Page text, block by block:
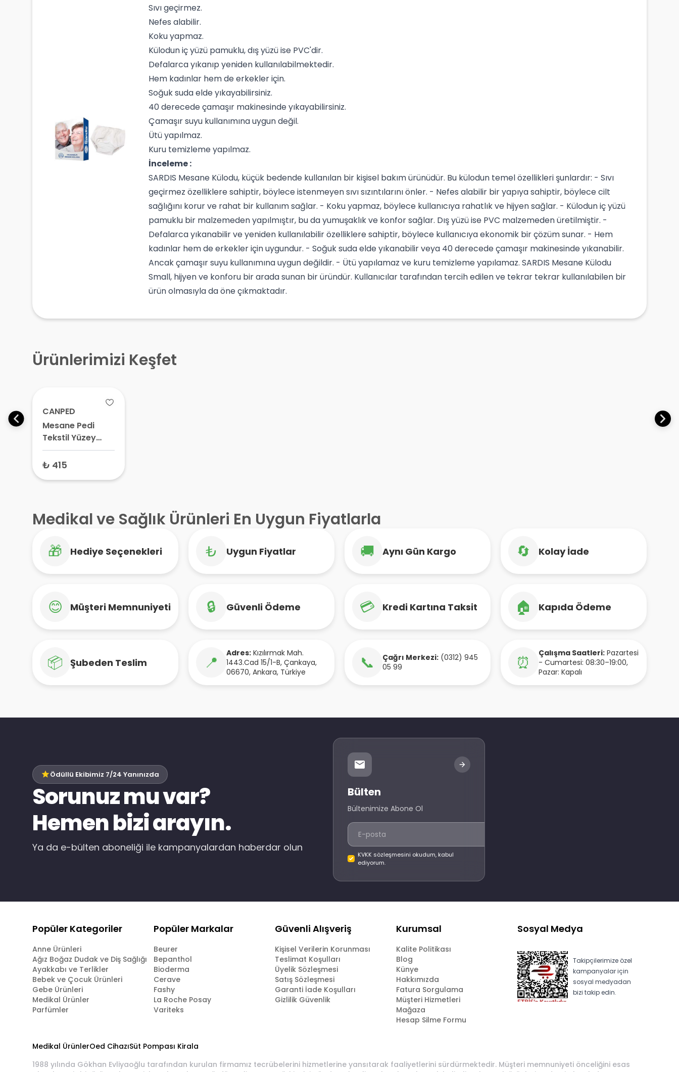
Sıvı geçirmez.
Nefes alabilir.
Koku yapmaz.
Külodun iç yüzü pamuklu, dış yüzü ise PVC'dir.
Defalarca yıkanıp yeniden kullanılabilmektedir.
Hem kadınlar hem de erkekler için.
Soğuk suda elde yıkayabilirsiniz.
40 derecede çamaşır makinesinde yıkayabilirsiniz.
Çamaşır suyu kullanımına uygun değil.
Ütü yapılmaz.
Kuru temizleme yapılmaz.
İnceleme :
SARDIS Mesane Külodu, küçük bedende kullanılan bir kişisel bakım ürünüdür. Bu külodun temel özellikleri şunlardır: - Sıvı
geçirmez özelliklere sahiptir, böylece istenmeyen sıvı sızıntılarını önler. - Nefes alabilir bir yapıya sahiptir, böylece cilt
sağlığını korur ve rahat bir kullanım sağlar. - Koku yapmaz, böylece kullanıcıya rahatlık ve hijyen sağlar. - Külodun iç yüzü
pamuklu bir malzemeden yapılmıştır, bu da yumuşaklık ve konfor sağlar. Dış yüzü ise PVC malzemeden üretilmiştir. -
Defalarca yıkanabilir ve yeniden kullanılabilir özelliklere sahiptir, böylece kullanıcıya ekonomik bir çözüm sunar. - Hem
kadınlar hem de erkekler için uygundur. - Soğuk suda elde yıkanabilir veya 40 derecede çamaşır makinesinde yıkanabilir.
Ancak çamaşır suyu kullanımına uygun değildir. - Ütü yapılamaz ve kuru temizleme yapılamaz. SARDIS Mesane Külodu
Small, hijyen ve konforu bir arada sunan bir üründür. Kullanıcılar tarafından tercih edilen ve tekrar tekrar kullanılabilen bir
ürün olmasıyla da öne çıkmaktadır.
Ürünlerimizi Keşfet
CANPED
Mesane Pedi
Tekstil Yüzey
Yoğun Large 20
Adet
₺ 415
Medikal ve Sağlık Ürünleri En Uygun Fiyatlarla
🎁 Hediye Seçenekleri ₺ Uygun Fiyatlar 🚚 Aynı Gün Kargo 🔄 Kolay İade
😊 Müşteri Memnuniyeti 🔒 Güvenli Ödeme 💳 Kredi Kartına Taksit 🏠 Kapıda Ödeme
📦 Şubeden Teslim 📍 Adres: Kızılırmak Mah.
1443.Cad 15/1-B, Çankaya,
06670, Ankara, Türkiye 📞 Çağrı Merkezi: (0312) 945
05 99
⏰ Çalışma Saatleri: Pazartesi
- Cumartesi: 08:30–19:00,
Pazar: Kapalı
Ödüllü Ekibimiz 7/24 Yanınızda
Sorunuz mu var?
Hemen bizi arayın.
Ya da e-bülten aboneliği ile kampanyalardan haberdar olun
Bülten
Bültenimize Abone Ol
KVKK sözleşmesini okudum, kabul
ediyorum.
Popüler Kategoriler
Anne Ürünleri
Ağız Boğaz Dudak ve Diş Sağlığı
Ayakkabı ve Terlikler
Bebek ve Çocuk Ürünleri
Gebe Ürünleri
Medikal Ürünler
Parfümler
Popüler Markalar
Beurer
Bepanthol
Bioderma
Cerave
Fashy
La Roche Posay
Variteks
Güvenli Alışveriş
Kişisel Verilerin Korunması
Teslimat Koşulları
Üyelik Sözleşmesi
Satış Sözleşmesi
Garanti İade Koşulları
Gizlilik Güvenlik
Kurumsal
Kalite Politikası
Blog
Künye
Hakkımızda
Fatura Sorgulama
Müşteri Hizmetleri
Mağaza
Hesap Silme Formu
Sosyal Medya
Takipçilerimize özel
kampanyalar için
sosyal medyadan
bizi takip edin.
Medikal ÜrünlerOed CihazıSüt Pompası Kirala
1988 yılında Gökhan Evliyaoğlu tarafından kurulan firmamız tecrübelerini hizmetlerine yansıtarak faaliyetlerini sürdürmektedir. Müşteri memnuniyeti önceliğini esas